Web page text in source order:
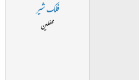
فلک شیر
محفلین